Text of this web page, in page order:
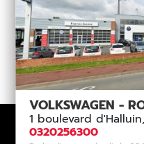
VOLKSWAGEN -
1 boulevard
0320256300